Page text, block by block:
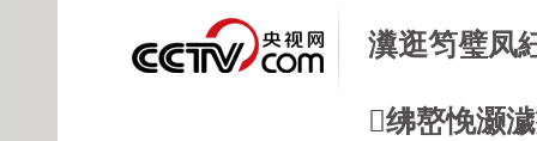
瀵逛笉璧凤
绋嶅悗灏